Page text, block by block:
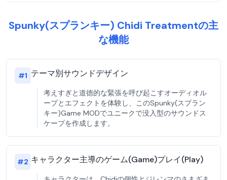
Spunky(スプランキー) Chidi Treatmentの主
な機能
#1 テーマ別サウンドデザイン
考えすぎと道徳的な緊張を呼び起こすオーディオル
ープとエフェクトを体験し、このSpunky(スプラン
キー)Game MODでユニークで没入型のサウンドス
ケープを作成します。
#2 キャラクター主導のゲーム(Game)プレイ(Play)